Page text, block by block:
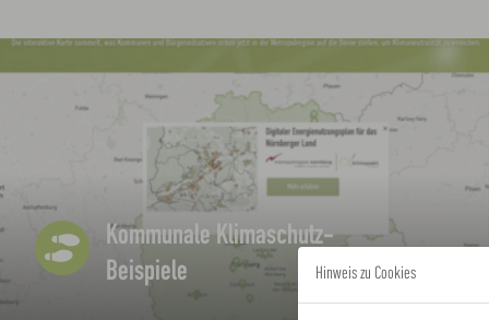
ö
f
f
n
Kommunale Klimaschutz-
Beispiele
ö
Hinweis zu Cookies